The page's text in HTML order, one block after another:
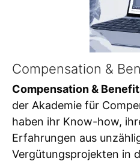
Compensation &
Compensation &
der Akademie für
haben ihr Know-how,
Erfahrungen aus
Vergütungsprojekten in